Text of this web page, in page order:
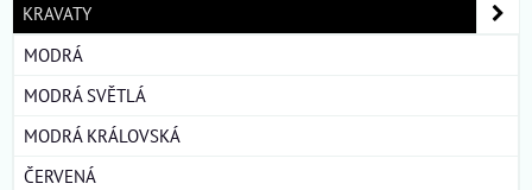
KRAVATY
MODRÁ
MODRÁ SVĚTLÁ
MODRÁ KRÁLOVSKÁ
ČERVENÁ